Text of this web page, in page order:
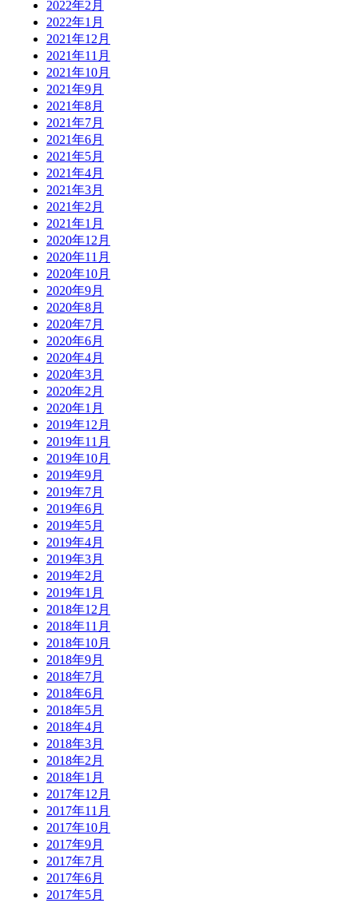
2022年2月
2022年1月
2021年12月
2021年11月
2021年10月
2021年9月
2021年8月
2021年7月
2021年6月
2021年5月
2021年4月
2021年3月
2021年2月
2021年1月
2020年12月
2020年11月
2020年10月
2020年9月
2020年8月
2020年7月
2020年6月
2020年4月
2020年3月
2020年2月
2020年1月
2019年12月
2019年11月
2019年10月
2019年9月
2019年7月
2019年6月
2019年5月
2019年4月
2019年3月
2019年2月
2019年1月
2018年12月
2018年11月
2018年10月
2018年9月
2018年7月
2018年6月
2018年5月
2018年4月
2018年3月
2018年2月
2018年1月
2017年12月
2017年11月
2017年10月
2017年9月
2017年7月
2017年6月
2017年5月